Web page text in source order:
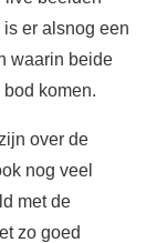
er alsnog een
waarin beide
komen.
over de
nog veel
met de
zo goed